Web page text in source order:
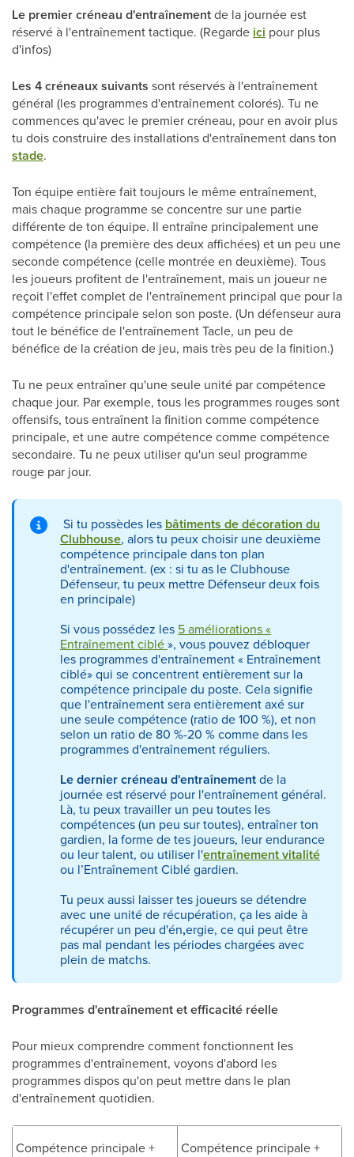
Le premier créneau d'entraînementde la journée est
réservé à l'entraînement tactique. (Regarde ici pour plus
d'infos)
Les 4 créneaux suivants sont réservés à l'entraînement
général (les programmes d'entraînement colorés). Tu ne
commences qu'avec le premier créneau, pour en avoir plus
tu dois construire des installations d'entraînement dans ton
stade.
Ton équipe entière fait toujours le même entraînement,
mais chaque programme se concentre sur une partie
différente de ton équipe. Il entraîne principalement une
compétence (la première des deux affichées) et un peu une
seconde compétence (celle montrée en deuxième). Tous
les joueurs profitent de l'entraînement, mais un joueur ne
reçoit l'effet complet de l'entraînement principal que pour la
compétence principale selon son poste. (Un défenseur aura
tout le bénéfice de l'entraînement Tacle, un peu de
bénéfice de la création de jeu, mais très peu de la finition.)
Tu ne peux entraîner qu'une seule unité par compétence
chaque jour. Par exemple, tous les programmes rouges sont
offensifs, tous entraînent la finition comme compétence
principale, et une autre compétence comme compétence
secondaire. Tu ne peux utiliser qu'un seul programme
rouge par jour.
Si tu possèdes les bâtiments de décoration du
Clubhouse, alors tu peux choisir une deuxième
compétence principale dans ton plan
d'entraînement. (ex : si tu as le Clubhouse
Défenseur, tu peux mettre Défenseur deux fois
en principale)
Si vous possédez les 5 améliorations «
Entraînement ciblé», vous pouvez débloquer
les programmes d'entraînement « Entraînement
ciblé» qui se concentrent entièrement sur la
compétence principale du poste. Cela signifie
que l'entraînement sera entièrement axé sur
une seule compétence (ratio de 100 %), et non
selon un ratio de 80 %-20 % comme dans les
programmes d'entraînement réguliers.
Le dernier créneau d'entraînementde la
journée est réservé pour l'entraînement général.
Là, tu peux travailler un peu toutes les
compétences (un peu sur toutes), entraîner ton
gardien, la forme de tes joueurs, leur endurance
ou leur talent, ou utiliser l'entraînement vitalité
ou l’Entraînement Ciblé gardien.
Tu peux aussi laisser tes joueurs se détendre
avec une unité de récupération, ça les aide à
récupérer un peu d'én,ergie, ce qui peut être
pas mal pendant les périodes chargées avec
plein de matchs.
Programmes d'entraînement et efficacité réelle
Pour mieux comprendre comment fonctionnent les
programmes d'entraînement, voyons d'abord les
programmes dispos qu'on peut mettre dans le plan
d'entraînement quotidien.
Compétence principale +
Compétence principale +